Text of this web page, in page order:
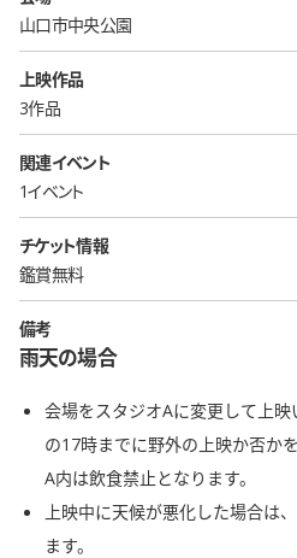
山口市中央公園
上映作品
3作品
関連イベント
1イベント
チケット情報
鑑賞無料
備考
雨天の場合
会場をスタジオAに変更して上
の17時までに野外の上映か否か
A内は飲食禁止となります。
上映中に天候が悪化した場合は
ます。